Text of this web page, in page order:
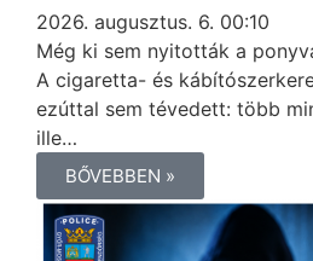
2026. augusztus. 6. 00:10
Még ki sem nyitották a
A cigaretta- és
ezúttal sem tévedett: több
ille…
BŐVEBBEN »